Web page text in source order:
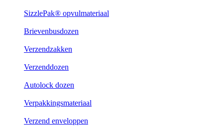
SizzlePak® opvulmateriaal
Brievenbusdozen
Verzendzakken
Verzenddozen
Autolock dozen
Verpakkingsmateriaal
Verzend enveloppen